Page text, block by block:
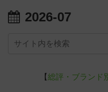
2026-07
【総評・ブランド